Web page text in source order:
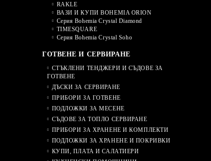
RAKLE
ВАЗИ И КУПИ BOHEMIA ORION
Серия Bohemia Crystal Diamond
TIMESQUARE
Серия Bohemia Crystal Soho
ГОТВЕНЕ И СЕРВИРАНЕ
СТЪКЛЕНИ ТЕНДЖЕРИ И СЪДОВЕ ЗА
ГОТВЕНЕ
ДЪСКИ ЗА СЕРВИРАНЕ
ПРИБОРИ ЗА ГОТВЕНЕ
ПОДЛОЖКИ ЗА МЕСЕНЕ
СЪДОВЕ ЗА ТОПЛО СЕРВИРАНЕ
ПРИБОРИ ЗА ХРАНЕНЕ И КОМПЛЕКТИ
ПОДЛОЖКИ ЗА ХРАНЕНЕ И ПОКРИВКИ
КУПИ, ПЛАТА И САЛАТИЕРИ